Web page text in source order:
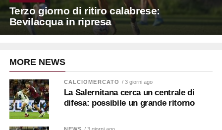
Terzo giorno di ritiro calabrese:
Bevilacqua in ripresa
MORE NEWS
CALCIOMERCATO / 3 giorni ago
La Salernitana cerca un centrale di
difesa: possibile un grande ritorno
NEWS / 3 giorni ago